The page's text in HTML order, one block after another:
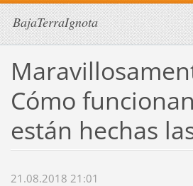
BajaTerraIgnota
Cómo
están hechas
21.08.2018 21:01